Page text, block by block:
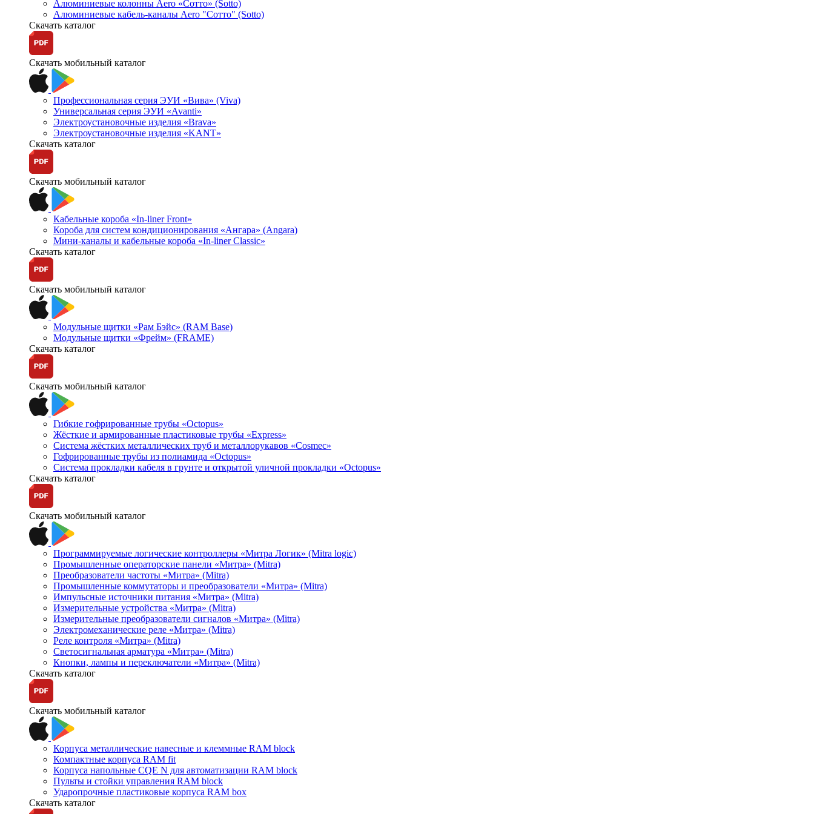
Алюминиевые колонны Aero «Сотто» (Sotto)
Алюминиевые кабель-каналы Aero "Сотто" (Sotto)
Скачать каталог
Скачать мобильный каталог
Профессиональная серия ЭУИ «Вива» (Viva)
Универсальная серия ЭУИ «Avanti»
Электроустановочные изделия «Brava»
Электроустановочные изделия «KANT»
Скачать каталог
Скачать мобильный каталог
Кабельные короба «In-liner Front»
Короба для систем кондиционирования «Ангара» (Angara)
Мини-каналы и кабельные короба «In-liner Classic»
Скачать каталог
Скачать мобильный каталог
Модульные щитки «Рам Бэйс» (RAM Base)
Модульные щитки «Фрейм» (FRAME)
Скачать каталог
Скачать мобильный каталог
Гибкие гофрированные трубы «Octopus»
Жёсткие и армированные пластиковые трубы «Express»
Система жёстких металлических труб и металлорукавов «Cosmec»
Гофрированные трубы из полиамида «Octopus»
Система прокладки кабеля в грунте и открытой уличной прокладки «Octopus»
Скачать каталог
Скачать мобильный каталог
Программируемые логические контроллеры «Митра Логик» (Mitra logic)
Промышленные операторские панели «Митра» (Mitra)
Преобразователи частоты «Митра» (Mitra)
Промышленные коммутаторы и преобразователи «Митра» (Mitra)
Импульсные источники питания «Митра» (Mitra)
Измерительные устройства «Митра» (Mitra)
Измерительные преобразователи сигналов «Митра» (Mitra)
Электромеханические реле «Митра» (Mitra)
Реле контроля «Митра» (Mitra)
Светосигнальная арматура «Митра» (Mitra)
Кнопки, лампы и переключатели «Митра» (Mitra)
Скачать каталог
Скачать мобильный каталог
Корпуса металлические навесные и клеммные RAM block
Компактные корпуса RAM fit
Корпуса напольные CQE N для автоматизации RAM block
Пульты и стойки управления RAM block
Ударопрочные пластиковые корпуса RAM box
Скачать каталог